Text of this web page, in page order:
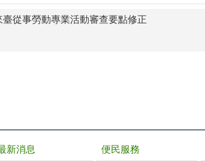
從事勞動專業活動審查要點修正
新消息 便民服務